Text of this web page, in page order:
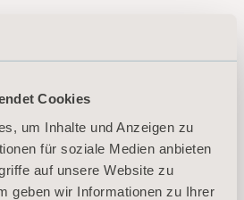
Cookies
um Inhalte und Anzeigen zu
für soziale Medien anbieten
auf unsere Website zu
geben wir Informationen zu Ihrer
finns tillgänglig i tre år via följande länk:
arjo-q2-2023
& Public Relations